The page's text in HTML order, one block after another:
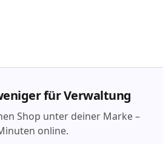
für Verwaltung
Shop unter deiner Marke –
online.